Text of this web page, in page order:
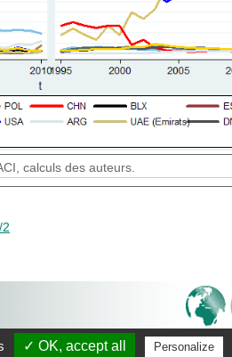
calculs des auteurs.
✓ OK, accept all Personalize